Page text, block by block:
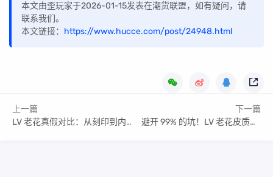
本文由歪玩家于2026-01-15发表在潮货联盟，如有疑问，请
联系我们。
本文链接： https://www.hucce.com/post/24948.html
上一篇
LV 老花真假对比：从刻印到内标，揭秘行业内幕
下一篇
避开 99% 的坑！LV 老花皮质五金鉴别干货教程